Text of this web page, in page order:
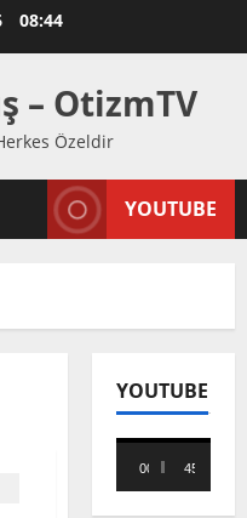
08:44
– OtizmTV
Özeldir
YOUTUBE
YOUTUBE
Video
oynatıcı
00:00 45:59